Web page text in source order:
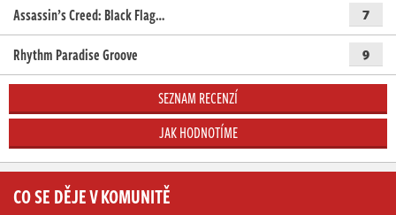
Assassin’s Creed: Black Flag… 7
Rhythm Paradise Groove 9
SEZNAM RECENZÍ
JAK HODNOTÍME
CO SE DĚJE V KOMUNITĚ